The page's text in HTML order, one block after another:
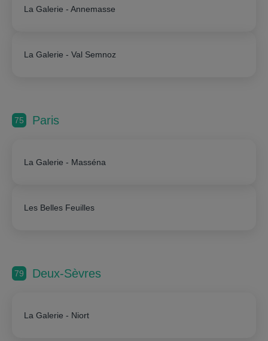
La Galerie - Annemasse
La Galerie - Val Semnoz
75 Paris
La Galerie - Masséna
Les Belles Feuilles
79 Deux-Sèvres
La Galerie - Niort